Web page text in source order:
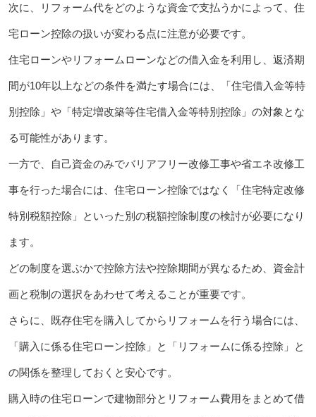
次に、リフォーム代をどのような資金で支払うかによって、住
宅ローン控除の扱いが変わる点に注意が必要です。
住宅ローンやリフォームローンなどの借入金を利用し、返済期
間が10年以上などの条件を満たす場合には、「住宅借入金等特
別控除」や「特定増改築等住宅借入金等特別控除」の対象とな
る可能性があります。
一方で、自己資金のみでバリアフリー改修工事や省エネ改修工
事を行った場合には、住宅ローン控除ではなく「住宅特定改修
特別税額控除」といった別の税額控除制度の検討が必要になり
ます。
どの制度を選ぶかで控除方法や控除期間が異なるため、資金計
画と税制の選択をあわせて考えることが重要です。
さらに、既存住宅を購入してからリフォームを行う場合には、
「購入に係る住宅ローン控除」と「リフォームに係る控除」と
の関係を整理しておくと安心です。
購入時の住宅ローンで建物部分とリフォーム費用をまとめて借